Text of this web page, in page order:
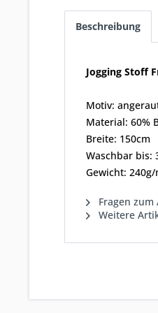
Beschreibung
Jogging Stoff
Motiv:
Material: 60%
Breite: 150cm
Waschbar bis:
Gewicht: 240g/
Fragen zum
Weitere